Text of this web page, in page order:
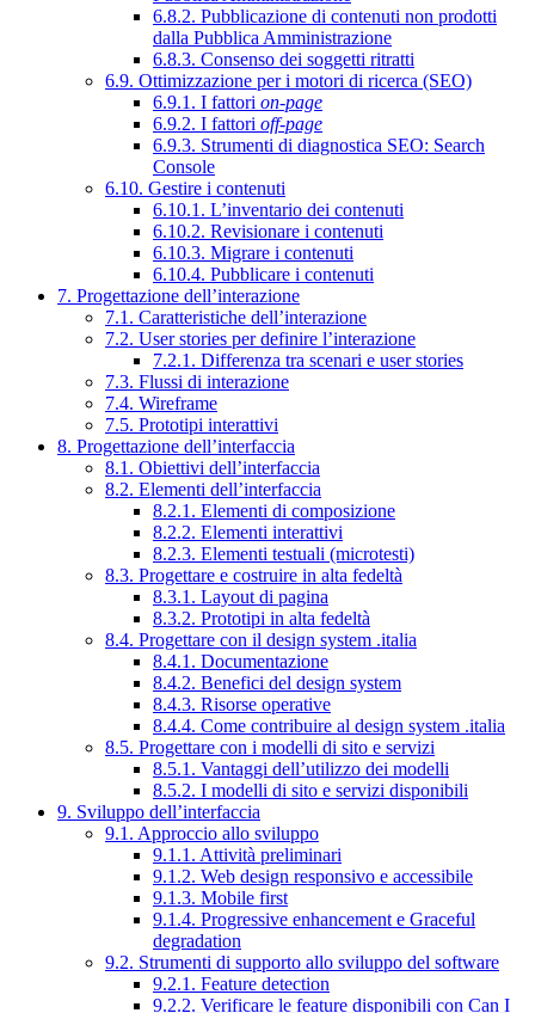
6.8.2. Pubblicazione di contenuti non prodotti
dalla Pubblica Amministrazione
6.8.3. Consenso dei soggetti ritratti
6.9. Ottimizzazione per i motori di ricerca (SEO)
6.9.1. I fattori on-page
6.9.2. I fattori off-page
6.9.3. Strumenti di diagnostica SEO: Search
Console
6.10. Gestire i contenuti
6.10.1. L’inventario dei contenuti
6.10.2. Revisionare i contenuti
6.10.3. Migrare i contenuti
6.10.4. Pubblicare i contenuti
7. Progettazione dell’interazione
7.1. Caratteristiche dell’interazione
7.2. User stories per definire l’interazione
7.2.1. Differenza tra scenari e user stories
7.3. Flussi di interazione
7.4. Wireframe
7.5. Prototipi interattivi
8. Progettazione dell’interfaccia
8.1. Obiettivi dell’interfaccia
8.2. Elementi dell’interfaccia
8.2.1. Elementi di composizione
8.2.2. Elementi interattivi
8.2.3. Elementi testuali (microtesti)
8.3. Progettare e costruire in alta fedeltà
8.3.1. Layout di pagina
8.3.2. Prototipi in alta fedeltà
8.4. Progettare con il design system .italia
8.4.1. Documentazione
8.4.2. Benefici del design system
8.4.3. Risorse operative
8.4.4. Come contribuire al design system .italia
8.5. Progettare con i modelli di sito e servizi
8.5.1. Vantaggi dell’utilizzo dei modelli
8.5.2. I modelli di sito e servizi disponibili
9. Sviluppo dell’interfaccia
9.1. Approccio allo sviluppo
9.1.1. Attività preliminari
9.1.2. Web design responsivo e accessibile
9.1.3. Mobile first
9.1.4. Progressive enhancement e Graceful
degradation
9.2. Strumenti di supporto allo sviluppo del software
9.2.1. Feature detection
9.2.2. Verificare le feature disponibili con Can I